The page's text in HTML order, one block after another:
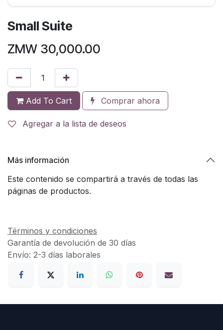
Small Suite
ZMW 30,000.00
Add To Cart Comprar ahora
Agregar a la lista de deseos
Más información
Este contenido se compartirá a través de todas las
páginas de productos.
Términos y condiciones
Garantía de devolución de 30 días
Envío: 2-3 días laborales